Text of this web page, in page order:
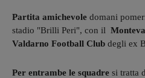
Partita amichevole domani
stadio "Brilli Peri", con il
Valdarno Football Club degli ex
Per entrambe le squadre si tratta